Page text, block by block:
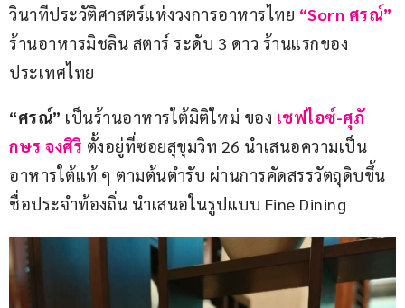
วินาทีประวัติศาสตร์แห่งวงการอาหารไทย “Sorn ศรณ์”
ร้านอาหารมิชลิน สตาร์ ระดับ 3 ดาว ร้านแรกของ
ประเทศไทย
“ศรณ์” เป็นร้านอาหารใต้มิติใหม่ ของ เชฟไอซ์-ศุภั
กษร จงศิริ ตั้งอยู่ที่ซอยสุขุมวิท 26 นำเสนอความเป็น
อาหารใต้แท้ ๆ ตามต้นตำรับ ผ่านการคัดสรรวัตถุดิบขึ้น
ชื่อประจำท้องถิ่น นำเสนอในรูปแบบ Fine Dining